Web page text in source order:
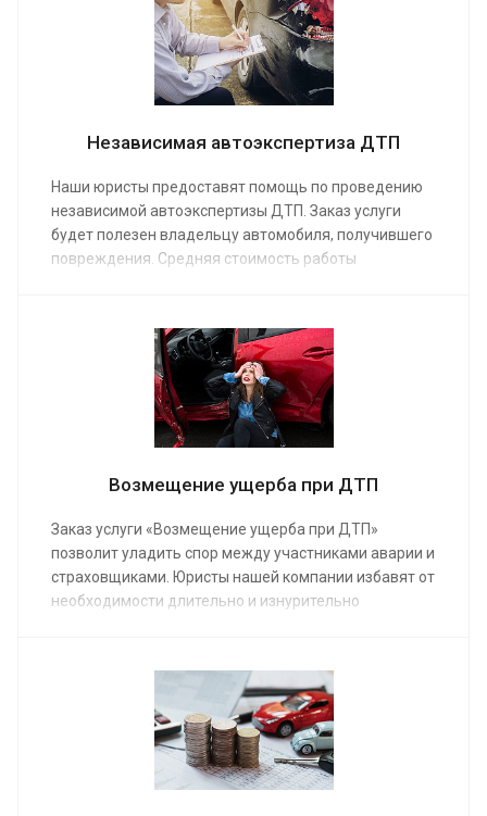
Средняя стоимость работы наших автоюристов от
Независимая автоэкспертиза ДТП
Наши юристы предоставят помощь по проведению
независимой автоэкспертизы ДТП. Заказ услуги
будет полезен владельцу автомобиля, получившего
повреждения. Средняя стоимость работы
получить положенные вам деньги.
Возмещение ущерба при ДТП
Заказ услуги «Возмещение ущерба при ДТП»
позволит уладить спор между участниками аварии и
страховщиками. Юристы нашей компании избавят от
необходимости длительно и изнурительно